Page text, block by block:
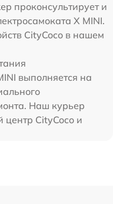
проконсультирует и
X MINI.
CityCoco в нашем
выполняется на
Наш курьер
центр CityCoco и